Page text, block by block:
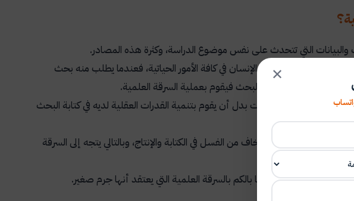
التي تتحدث على نفس موضوع الدراسة، وكثرة هذه المصادر.
وهي أخطر ما يقوم به الإنسان في كافة الأمور الحياتية، فعندما يطلب منه بحث
يستطيع فيه إنجاز البحث فيقوم بعملية السرقة العلمية.
علمية لأي معلومات بدل أن يقوم بتنمية القدرات العقلية لديه في كتابة البحث
لا يؤمن بقدراته ويخاف من الفسل في الكتابة والإنتاج، وبالتالي يتجه إلى السرقة
بأي سرقة عادية، فما بالكم بالسرقة العلمية التي يعتقد أنها جرم صغير.
✕